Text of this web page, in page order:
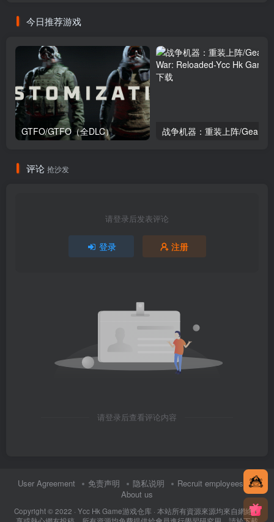
今日推荐游戏
GTFO/GTFO（全DLC）
评论 抢沙发
请登录后发表评论
登录 注册
请登录后查看评论内容
User Agreement 免责声明 隐私说明
Recruit employees
About us
Copyright © 2022 · Ycc Hk Game游戏仓库 · 本站所有資源來源均來自網絡分